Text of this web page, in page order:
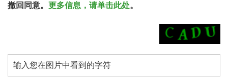
撤回同意。 更多信息，请单击此处。